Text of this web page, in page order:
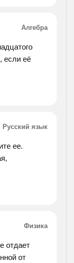
Алгебра
если её
Русский язык
ее.
почти до
4)за
больших
Физика
отдает
от